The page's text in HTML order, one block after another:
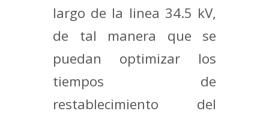
largo de la linea 34.5 kV,
de tal manera que se
puedan optimizar los
tiempos de
restablecimiento del